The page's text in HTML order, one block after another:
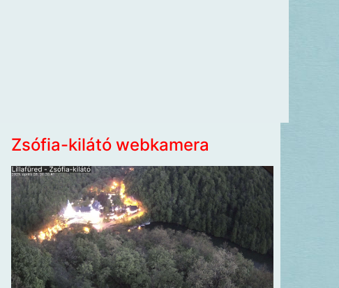
Zsófia-kilátó webkamera